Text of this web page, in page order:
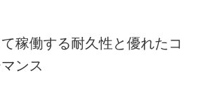
稼働する耐久性と優れたコ
ンス